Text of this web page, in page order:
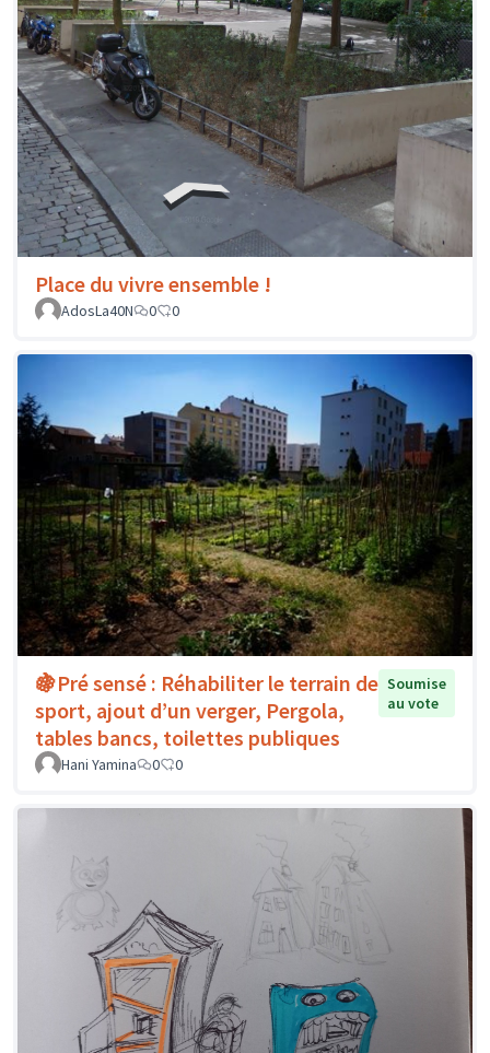
Place du vivre ensemble !
AdosLa40N 0 0
🍇Pré sensé : Réhabiliter le terrain de
sport, ajout d’un verger, Pergola,
tables bancs, toilettes publiques
Soumise
au vote
Hani Yamina 0 0